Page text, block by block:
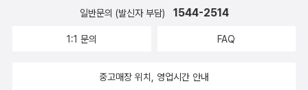
3초에서 10?36초 사이에 그 크기가 1,050배로 커진다. 우주가
팽창하면 결국은 다른 생명체와 마찬가지로 태종의 순간을 맞이
라는 생명체의 탄생 과정, 인간의 정신을 구성하는 것은 무엇인
가능해야 한다.직접 찾아가는 것도 방문이지만 신호를 보내거나
받는 것도 방문이다.또한 천문학자들이 망원경으로 별을 관측하
으로든 교류할 수 있다는 것을 의미한다. 또 다른 의미는 같은 물
일반문의 (발신자 부담) 1544-2514
1:1 문의 FAQ
중고매장 위치, 영업시간 안내